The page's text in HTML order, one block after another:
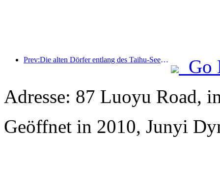
Prev:Die alten Dörfer entlang des Taihu-Sees in Huzhou in der Provinz Zhejiang haben mit der Renovierung und Modernisierung begonnen. Die Investition beträgt fast eine Milliarde Yuan.
Go
Adresse: 87 Luoyu Road,
Geöffnet in 2010, Junyi